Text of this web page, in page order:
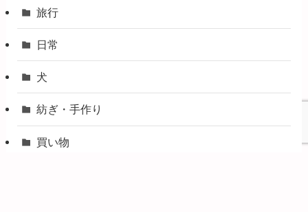
旅行
日常
犬
紡ぎ・手作り
買い物